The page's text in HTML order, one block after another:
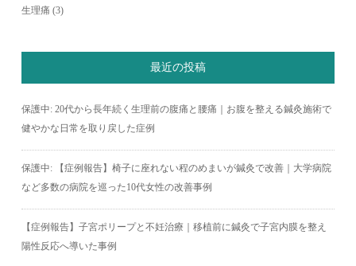
生理痛 (3)
最近の投稿
保護中: 20代から長年続く生理前の腹痛と腰痛｜お腹を整える鍼灸施術で
健やかな日常を取り戻した症例
保護中: 【症例報告】椅子に座れない程のめまいが鍼灸で改善｜大学病院
など多数の病院を巡った10代女性の改善事例
【症例報告】子宮ポリープと不妊治療｜移植前に鍼灸で子宮内膜を整え
陽性反応へ導いた事例